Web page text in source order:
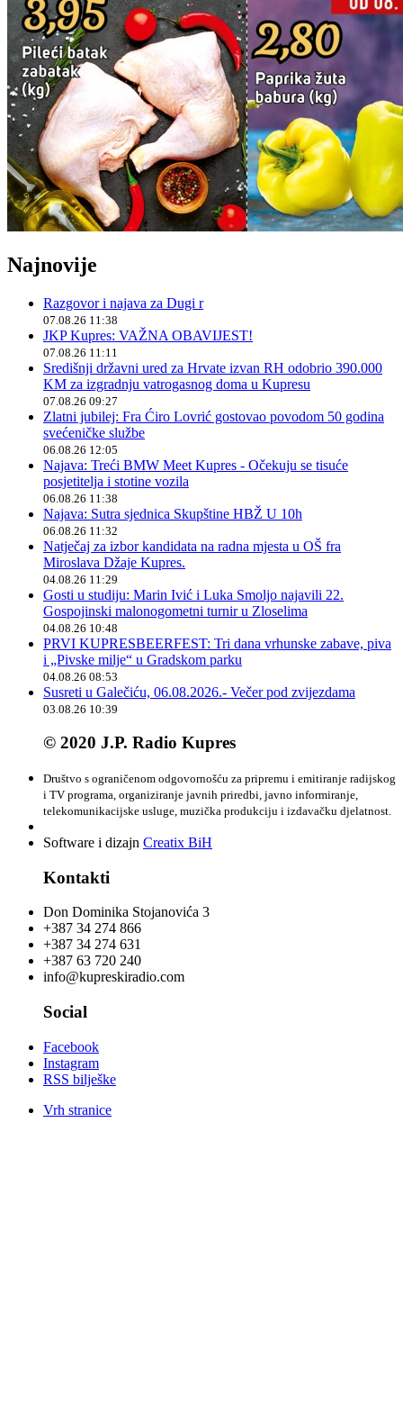
Najnovije
Razgovor i najava za Dugi r
07.08.26 11:38
JKP Kupres: VAŽNA OBAVIJEST!
07.08.26 11:11
Središnji državni ured za Hrvate izvan RH odobrio 390.000
KM za izgradnju vatrogasnog doma u Kupresu
07.08.26 09:27
Zlatni jubilej: Fra Ćiro Lovrić gostovao povodom 50 godina
svećeničke službe
06.08.26 12:05
Najava: Treći BMW Meet Kupres - Očekuju se tisuće
posjetitelja i stotine vozila
06.08.26 11:38
Najava: Sutra sjednica Skupštine HBŽ U 10h
06.08.26 11:32
Natječaj za izbor kandidata na radna mjesta u OŠ fra
Miroslava Džaje Kupres.
04.08.26 11:29
Gosti u studiju: Marin Ivić i Luka Smoljo najavili 22.
Gospojinski malonogometni turnir u Zloselima
04.08.26 10:48
PRVI KUPRESBEERFEST: Tri dana vrhunske zabave, piva
i „Pivske milje“ u Gradskom parku
04.08.26 08:53
Susreti u Galečiću, 06.08.2026.- Večer pod zvijezdama
03.08.26 10:39
© 2020 J.P. Radio Kupres
Društvo s ograničenom odgovornošću za pripremu i emitiranje radijskog
i TV programa, organiziranje javnih priredbi, javno informiranje,
telekomunikacijske usluge, muzička produkciju i izdavačku djelatnost.
Software i dizajn Creatix BiH
Kontakti
Don Dominika Stojanovića 3
+387 34 274 866
+387 34 274 631
+387 63 720 240
info@kupreskiradio.com
Social
Facebook
Instagram
RSS bilješke
Vrh stranice